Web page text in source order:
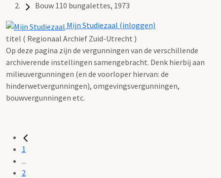
Bouw 110 bungalettes, 1973
Mijn Studiezaal (inloggen)
titel ( Regionaal Archief Zuid-Utrecht )
Op deze pagina zijn de vergunningen van de verschillende
archiverende instellingen samengebracht. Denk hierbij aan
milieuvergunningen (en de voorloper hiervan: de
hinderwetvergunningen), omgevingsvergunningen,
bouwvergunningen etc.
1
...
2